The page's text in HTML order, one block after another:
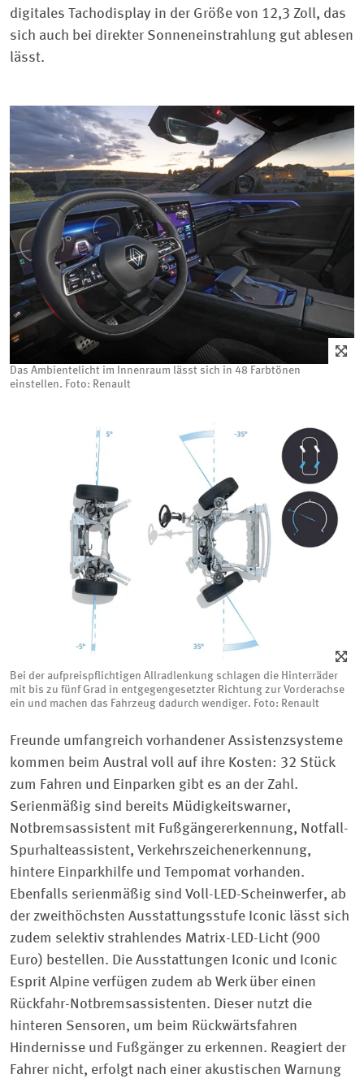
digitales Tachodisplay in der Größe von 12,3 Zoll, das
sich auch bei direkter Sonneneinstrahlung gut ablesen
lässt.
Das Ambientelicht im Innenraum lässt sich in 48 Farbtönen
einstellen. Foto: Renault
Bei der aufpreispflichtigen Allradlenkung schlagen die Hinterräder
mit bis zu fünf Grad in entgegengesetzter Richtung zur Vorderachse
ein und machen das Fahrzeug dadurch wendiger. Foto: Renault
Freunde umfangreich vorhandener Assistenzsysteme
kommen beim Austral voll auf ihre Kosten: 32 Stück
zum Fahren und Einparken gibt es an der Zahl.
Serienmäßig sind bereits Müdigkeitswarner,
Notbremsassistent mit Fußgängererkennung, Notfall-
Spurhalteassistent, Verkehrszeichenerkennung,
hintere Einparkhilfe und Tempomat vorhanden.
Ebenfalls serienmäßig sind Voll-LED-Scheinwerfer, ab
der zweithöchsten Ausstattungsstufe Iconic lässt sich
zudem selektiv strahlendes Matrix-LED-Licht (900
Euro) bestellen. Die Ausstattungen Iconic und Iconic
Esprit Alpine verfügen zudem ab Werk über einen
Rückfahr-Notbremsassistenten. Dieser nutzt die
hinteren Sensoren, um beim Rückwärtsfahren
Hindernisse und Fußgänger zu erkennen. Reagiert der
Fahrer nicht, erfolgt nach einer akustischen Warnung